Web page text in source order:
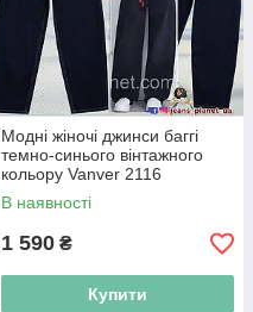
Модні жіночі джинси баггі
темно-синього вінтажного
кольору Vanver 2116
В наявності
1 590 ₴
Купити